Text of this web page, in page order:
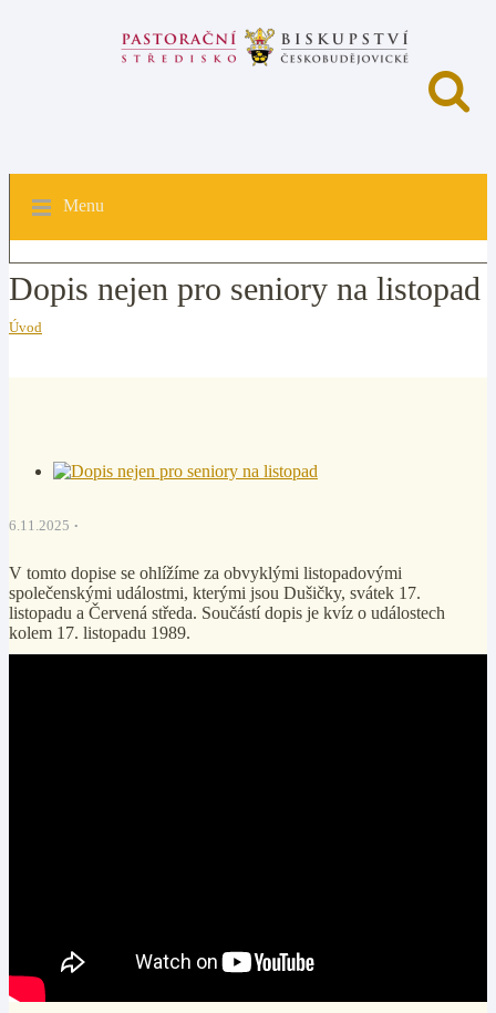
Menu
Dopis nejen pro seniory na listopad
Úvod
6.11.2025
V tomto dopise se ohlížíme za obvyklými listopadovými
společenskými událostmi, kterými jsou Dušičky, svátek 17.
listopadu a Červená středa. Součástí dopis je kvíz o událostech
kolem 17. listopadu 1989.